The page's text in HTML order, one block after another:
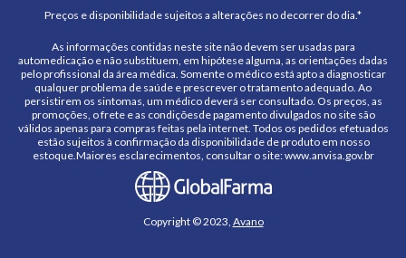
Preços e disponibilidade sujeitos a alterações no decorrer do dia.*
As informações contidas neste site não devem ser usadas para
automedicação e não substituem, em hipótese alguma, as orientações dadas
pelo profissional da área médica. Somente o médico está apto a diagnosticar
qualquer problema de saúde e prescrever o tratamento adequado. Ao
persistirem os sintomas, um médico deverá ser consultado. Os preços, as
promoções, o frete e as condiçõesde pagamento divulgados no site são
válidos apenas para compras feitas pela internet. Todos os pedidos efetuados
estão sujeitos à confirmação da disponibilidade de produto em nosso
estoque.Maiores esclarecimentos, consultar o site: www.anvisa.gov.br
Copyright © 2023, Avano